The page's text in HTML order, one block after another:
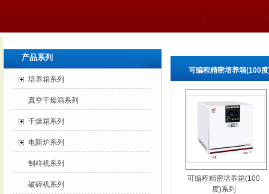
可编程精密培养箱(100
可编程精密培养箱(100
度)系列
产品系列
培养箱系列
真空干燥箱系列
干燥箱系列
电阻炉系列
制样机系列
破碎机系列